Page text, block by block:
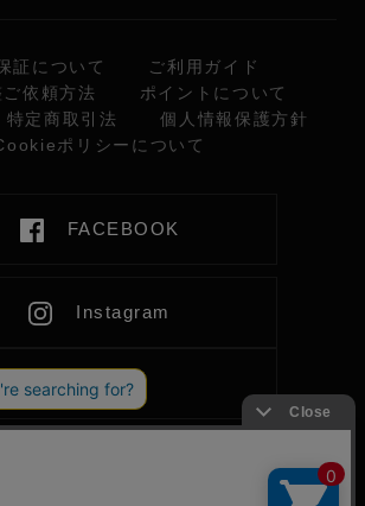
証について
ご利用ガイド
依頼方法
ポイントについて
特定商取引法
個人情報保護方針
ポリシーについて
FACEBOOK
Instagram
LINE